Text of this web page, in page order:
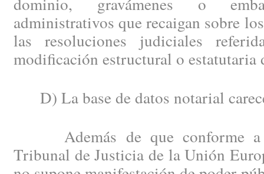
administrativos que recaigan sobre
las resoluciones judiciales
modificación estructural o estatutaria
D) La base de datos notarial
Además de que conforme a
Tribunal de Justicia de la Unión